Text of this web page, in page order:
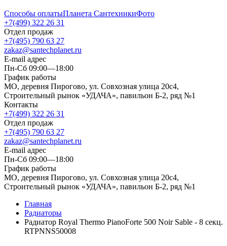
Способы оплатыПланета СантехникиФото
+7(499) 322 26 31
Отдел продаж
+7(495) 790 63 27
zakaz@santechplanet.ru
E-mail адрес
Пн-Сб 09:00—18:00
График работы
МО, деревня Пирогово, ул. Совхозная улица 20с4,
Строительный рынок «УДАЧА», павильон Б-2, ряд №1
Контакты
+7(499) 322 26 31
Отдел продаж
+7(495) 790 63 27
zakaz@santechplanet.ru
E-mail адрес
Пн-Сб 09:00—18:00
График работы
МО, деревня Пирогово, ул. Совхозная улица 20с4,
Строительный рынок «УДАЧА», павильон Б-2, ряд №1
Главная
Радиаторы
Радиатор Royal Thermo PianoForte 500 Noir Sable - 8 секц.
RTPNNS50008